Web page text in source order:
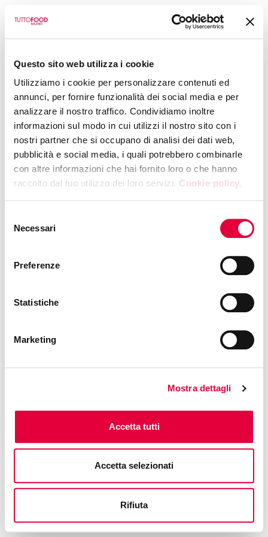
Questo sito web utilizza i cookie
Utilizziamo i cookie per personalizzare contenuti ed
annunci, per fornire funzionalità dei social media e per
analizzare il nostro traffico. Condividiamo inoltre
informazioni sul modo in cui utilizzi il nostro sito con i
nostri partner che si occupano di analisi dei dati web,
pubblicità e social media, i quali potrebbero combinarle
con altre informazioni che hai fornito loro o che hanno
raccolto dal tuo utilizzo dei loro servizi. Cookie policy.
delNecessari
Preferenze
Statistiche
Marketing
Mostra dettagli
Accetta tutti
Accetta selezionati
Rifiuta
SHOW COOKING EVO
Gastronomy
TUESDAY, 12 MAY 2026|14:45
Hall 10 - Booth F47
Calabria Olivicola
Olivicola Consorzio Nazionale